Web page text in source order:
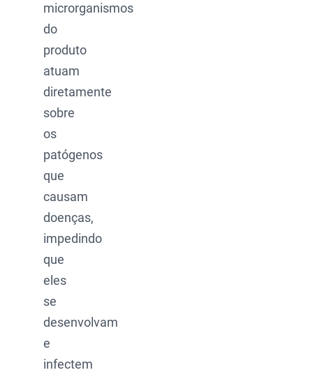
microrganismos
do
produto
atuam
diretamente
sobre
os
patógenos
que
causam
doenças,
impedindo
que
eles
se
desenvolvam
e
infectem